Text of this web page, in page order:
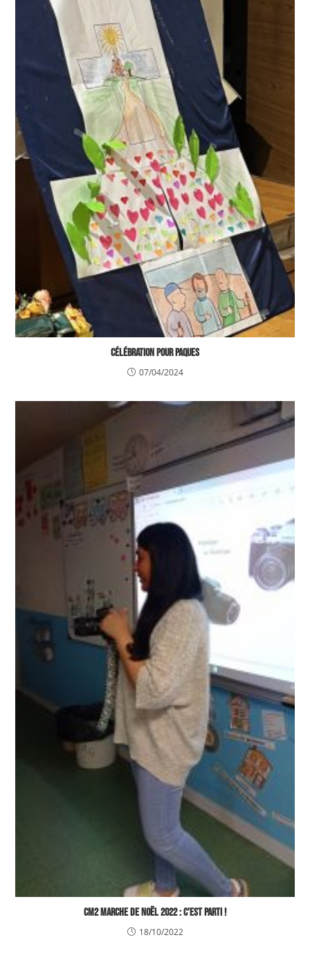
Célébration pour paques
07/04/2024
CM2 MARCHE DE NOËL 2022 : C’EST PARTI !
18/10/2022